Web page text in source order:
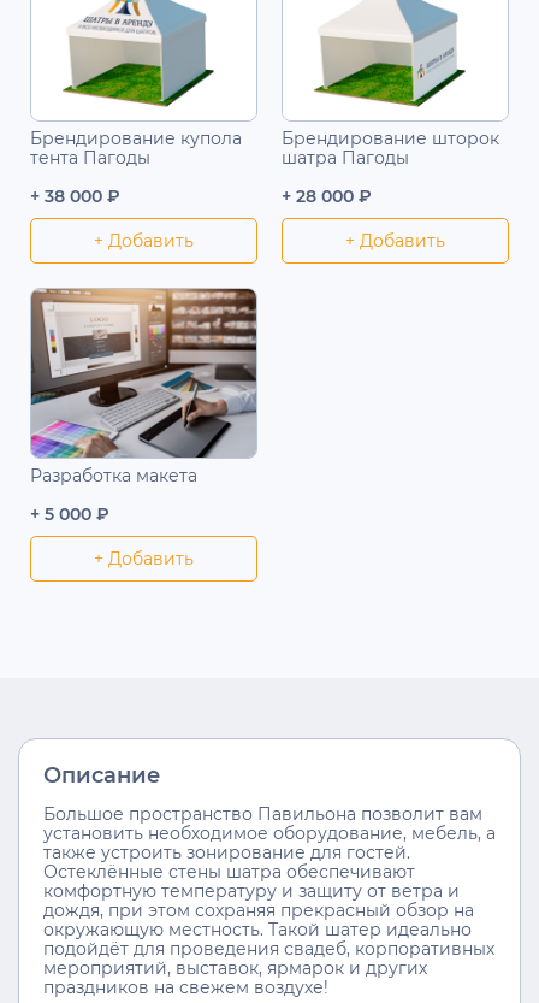
Брендирование купола
тента Пагоды
+ 38 000 ₽
+ Добавить
Брендирование шторок
шатра Пагоды
+ 28 000 ₽
+ Добавить
Разработка макета
+ 5 000 ₽
+ Добавить
Описание
Большое пространство Павильона позволит вам
установить необходимое оборудование, мебель, а
также устроить зонирование для гостей.
Остеклённые стены шатра обеспечивают
комфортную температуру и защиту от ветра и
дождя, при этом сохраняя прекрасный обзор на
окружающую местность. Такой шатер идеально
подойдёт для проведения свадеб, корпоративных
мероприятий, выставок, ярмарок и других
праздников на свежем воздухе!